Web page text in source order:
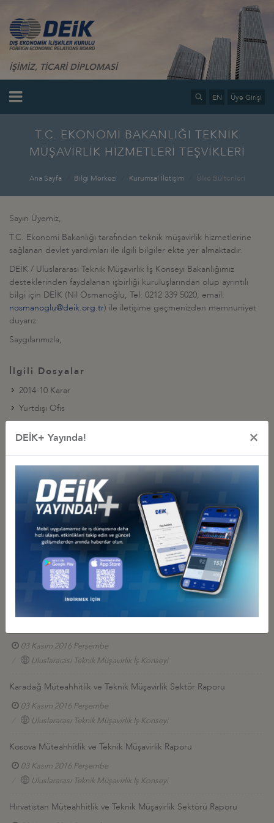
İŞİMİZ, TİCARİ DİPLOMASİ
EN Üye Girişi
T.C. EKONOMİ BAKANLIĞI TEKNİK
MÜŞAVİRLİK HİZMETLERİ TEŞVİKLERİ
Ana Sayfa Bilgi Merkezi Kurumsal İletişim Ülke Bültenleri
Sayın Üyemiz,
T.C. Ekonomi Bakanlığı tarafından teknik müşavirlik hizmetlerine
sağlanan devlet yardımları ile ilgili bilgiler ekte yer almaktadır.
DEİK / Uluslararası Teknik Müşavirlik İş Konseyi Bakanlığımız
desteklerinden faydalanan işbirliği kuruluşlarından olup ayrıntılı
bilgi için DEİK (Nil Osmanoğlu, Tel: 0212 339 5020, email:
nosmanoglu@deik.org.tr) ile iletişime geçmenizden memnuniyet
duyarız.
Saygılarımızla,
İlgili Dosyalar
2014-10 Karar
Yurtdışı Ofis
Teşvik Eğitim Programı
İş Konseyi ile Alakalı Diğer Bültenler
DEİK / Uluslararası Teknik Müşavirlik İş Konseyi Üyeleri Faaliyetleri
03 Kasım 2016 Perşembe
Uluslararası Teknik Müşavirlik İş Konseyi
03 Kasım 2016 Perşembe
Uluslararası Teknik Müşavirlik İş Konseyi
Karadağ Müteahhitlik ve Teknik Müşavirlik Sektör Raporu
03 Kasım 2016 Perşembe
Uluslararası Teknik Müşavirlik İş Konseyi
Kosova Müteahhitlik ve Teknik Müşavirlik Raporu
03 Kasım 2016 Perşembe
Uluslararası Teknik Müşavirlik İş Konseyi
Hırvatistan Müteahhitlik ve Teknik Müşavirlik Sektörü Raporu
DEİK+ Yayında! ×